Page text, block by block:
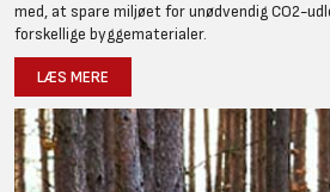
med, at spare miljøet for unødvendig CO2-
forskellige byggematerialer.
LÆS MERE